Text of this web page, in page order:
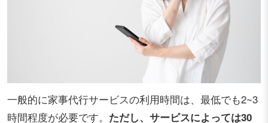
一般的に家事代行サービスの利用時間は、最低でも2~3
時間程度が必要です。 ただし、サービスによっては30